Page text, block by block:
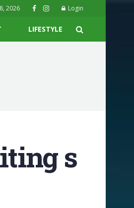
2026 Login
LIFESTYLE
s